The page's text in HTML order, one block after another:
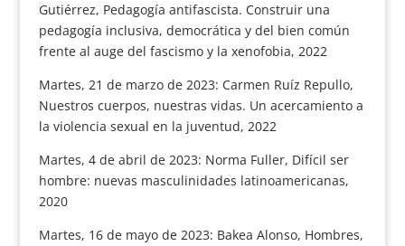
Gutiérrez, Pedagogía antifascista. Construir una
pedagogía inclusiva, democrática y del bien común
frente al auge del fascismo y la xenofobia, 2022
Martes, 21 de marzo de 2023: Carmen Ruíz Repullo,
Nuestros cuerpos, nuestras vidas. Un acercamiento a
la violencia sexual en la juventud, 2022
Martes, 4 de abril de 2023: Norma Fuller, Difícil ser
hombre: nuevas masculinidades latinoamericanas,
2020
Martes, 16 de mayo de 2023: Bakea Alonso, Hombres,